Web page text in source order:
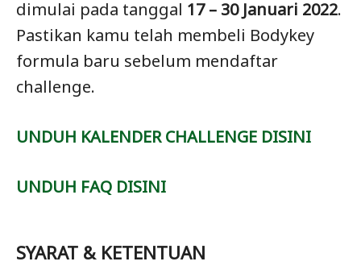
dimulai pada tanggal 17 – 30 Januari 2022.
Pastikan kamu telah membeli Bodykey
formula baru sebelum mendaftar
challenge.
UNDUH KALENDER CHALLENGE DISINI
UNDUH FAQ DISINI
SYARAT & KETENTUAN